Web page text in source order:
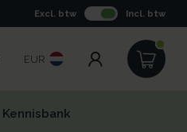
Excl. btw Incl. btw
EUR
Kennisbank